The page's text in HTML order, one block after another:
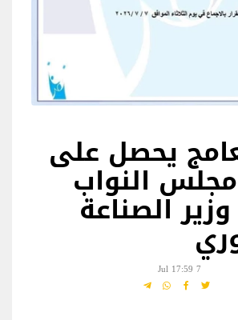
يحصل على
النواب
الصناعة
7 Jul 17:59